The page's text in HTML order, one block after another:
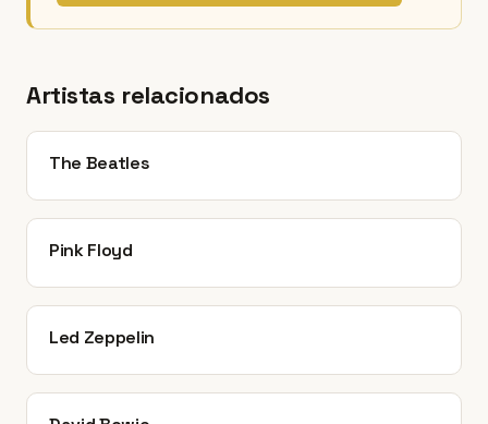
Artistas relacionados
The Beatles
Pink Floyd
Led Zeppelin